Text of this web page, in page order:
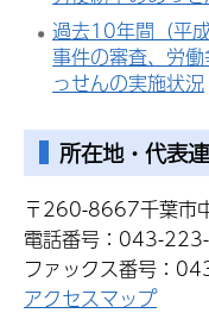
過去10年間（平
事件の審査、労
っせんの実施状況
所在地・代表
〒260-8667千葉市
電話番号：043-
ファックス番号：
アクセスマップ